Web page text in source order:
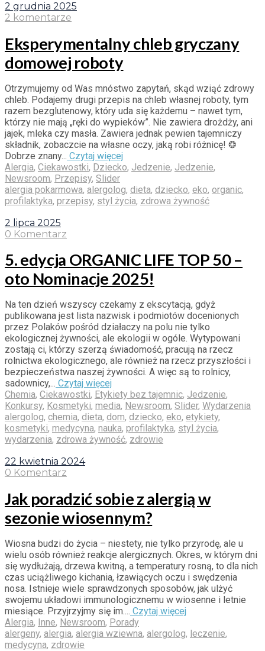
2 grudnia 2025
2 komentarze
Eksperymentalny chleb gryczany
domowej roboty
Otrzymujemy od Was mnóstwo zapytań, skąd wziąć zdrowy
chleb. Podajemy drugi przepis na chleb własnej roboty, tym
razem bezglutenowy, który uda się każdemu – nawet tym,
którzy nie mają „ręki do wypieków”. Nie zawiera drożdży, ani
jajek, mleka czy masła. Zawiera jednak pewien tajemniczy
składnik, zobaczcie na własne oczy, jaką robi różnicę! ❂
Dobrze znany... Czytaj więcej
Alergia, Ciekawostki, Dziecko, Jedzenie, Jedzenie,
Newsroom, Przepisy, Slider
alergia pokarmowa, alergolog, dieta, dziecko, eko, organic,
profilaktyka, przepisy, styl życia, zdrowa żywność
2 lipca 2025
0 Komentarz
5. edycja ORGANIC LIFE TOP 50 –
oto Nominacje 2025!
Na ten dzień wszyscy czekamy z ekscytacją, gdyż
publikowana jest lista nazwisk i podmiotów docenionych
przez Polaków pośród działaczy na polu nie tylko
ekologicznej żywności, ale ekologii w ogóle. Wytypowani
zostają ci, którzy szerzą świadomość, pracują na rzecz
rolnictwa ekologicznego, ale również na rzecz przyszłości i
bezpieczeństwa naszej żywności. A więc są to rolnicy,
sadownicy,... Czytaj więcej
Chemia, Ciekawostki, Etykiety bez tajemnic, Jedzenie,
Konkursy, Kosmetyki, media, Newsroom, Slider, Wydarzenia
alergolog, chemia, dieta, dom, dziecko, eko, etykiety,
kosmetyki, medycyna, nauka, profilaktyka, styl życia,
wydarzenia, zdrowa żywność, zdrowie
22 kwietnia 2024
0 Komentarz
Jak poradzić sobie z alergią w
sezonie wiosennym?
Wiosna budzi do życia – niestety, nie tylko przyrodę, ale u
wielu osób również reakcje alergicznych. Okres, w którym dni
się wydłużają, drzewa kwitną, a temperatury rosną, to dla nich
czas uciążliwego kichania, łzawiących oczu i swędzenia
nosa. Istnieje wiele sprawdzonych sposobów, jak ulżyć
swojemu układowi immunologicznemu w wiosenne i letnie
miesiące. Przyjrzyjmy się im.... Czytaj więcej
Alergia, Inne, Newsroom, Porady
alergeny, alergia, alergia wziewna, alergolog, leczenie,
medycyna, zdrowie